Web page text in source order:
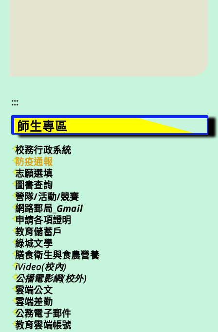
:::
師生專區
校務行政系統
防疫通報
志願選填
圖書查詢
營隊/活動/競賽
網路郵局_ Gmail
申請各項證明
教育儲蓄戶
綠城文學
膳食衛生與食農營養
iVideo(校內)
公播電影網(校外)
雲端公文
雲端差勤
公務電子郵件
教育雲端帳號